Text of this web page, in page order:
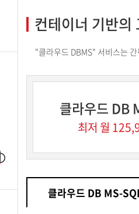
컨테이너 기반의
"클라우드 DBMS" 서비스는
클라우드 DB
최저 월
클라우드 DB MS-